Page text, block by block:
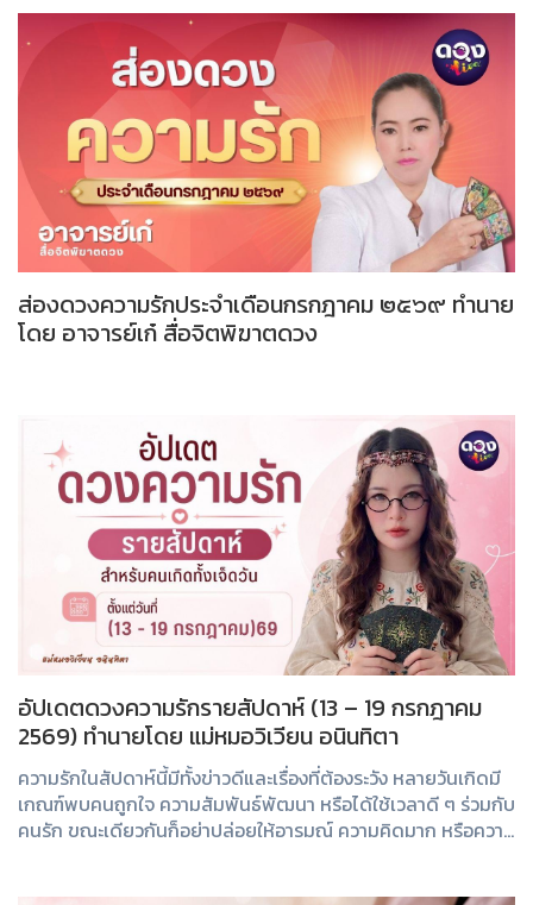
ส่องดวงความรักประจำเดือนกรกฎาคม ๒๕๖๙ ทำนาย
โดย อาจารย์เก๋ สื่อจิตพิฆาตดวง
อัปเดตดวงความรักรายสัปดาห์ (13 – 19 กรกฎาคม
2569) ทำนายโดย แม่หมอวิเวียน อนินทิตา
ความรักในสัปดาห์นี้มีทั้งข่าวดีและเรื่องที่ต้องระวัง หลายวันเกิดมี
เกณฑ์พบคนถูกใจ ความสัมพันธ์พัฒนา หรือได้ใช้เวลาดี ๆ ร่วมกับ
คนรัก ขณะเดียวกันก็อย่าปล่อยให้อารมณ์ ความคิดมาก หรือความ